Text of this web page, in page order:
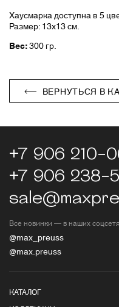
Хаусмарка доступна в 5
Размер: 13х13 см.
Вес:300 гр.
ВЕРНУТЬСЯ В
+7 906 210-
+7 906 238-
Все новинки — в наших
@max_preuss
@max.preuss
КАТАЛОГ